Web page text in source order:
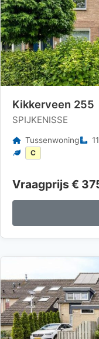
Kikkerveen 255
SPIJKENISSE
Tussenwoning
C
Vraagprijs €